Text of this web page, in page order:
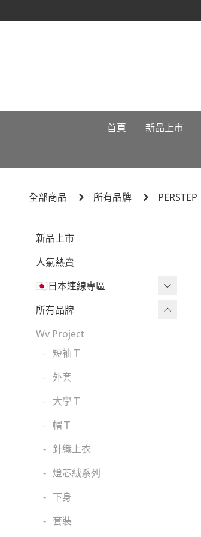
首頁 新品上市
全部商品 所有品牌 PERSTEP
新品上市
人氣熱賣
🇯🇵日本連線專區
三麗鷗現貨區任兩件免運🔥
三麗鷗
吉伊卡哇
迪士尼
魔法莓莓
角落生物
monchhichi 蒙奇奇
拉拉熊
其它
所有品牌
Wv Project
- 短袖Ｔ
- 外套
- 大學Ｔ
- 帽Ｔ
- 針織上衣
- 燈芯絨系列
- 下身
- 套裝